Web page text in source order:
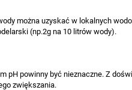
można uzyskać w lokalnych
(np.2g na 10 litrów wody).
pH powinny być nieznaczne. Z
zwiększania.